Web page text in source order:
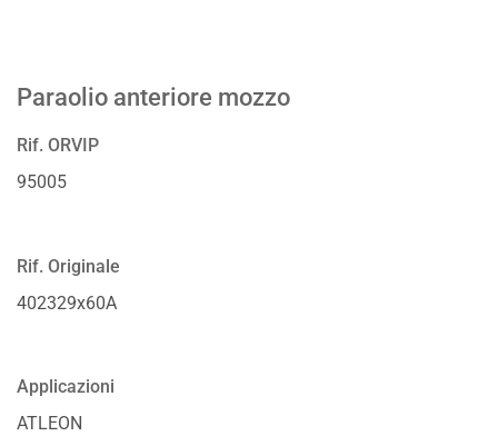
Paraolio anteriore mozzo
Rif. ORVIP
95005
Rif. Originale
402329x60A
Applicazioni
ATLEON